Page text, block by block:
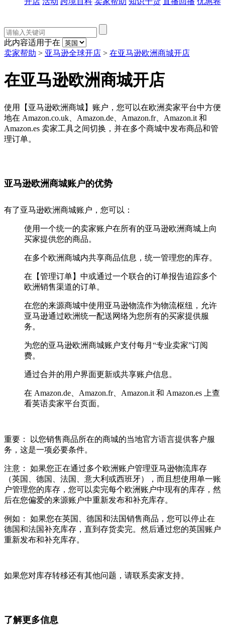
此内容适用于在
卖家帮助 > 亚马逊全球开店 > 在亚马逊欧洲商城开店
在亚马逊欧洲商城开店
使用【亚马逊欧洲商城】账户，您可以在欧洲卖家平台中方便
地在 Amazon.co.uk、Amazon.de、Amazon.fr、Amazon.it 和
Amazon.es 卖家工具之间切换，并在多个商城中发布商品和管
理订单。
亚马逊欧洲商城账户的优势
有了亚马逊欧洲商城账户，您可以：
使用一个统一的卖家账户在所有的亚马逊欧洲商城上向
买家提供您的商品。
在多个欧洲商城内共享商品信息，统一管理您的库存。
在【管理订单】中或通过一个联合的订单报告追踪多个
欧洲销售渠道的订单。
在您的来源商城中使用亚马逊物流作为物流枢纽，允许
亚马逊通过欧洲统一配送网络为您所有的买家提供服
务。
为您的亚马逊欧洲商城账户支付每月“专业卖家”订阅
费。
通过合并的用户界面更新或共享账户信息。
在 Amazon.de、Amazon.fr、Amazon.it 和 Amazon.es 上查
看英语卖家平台页面。
重要： 以您销售商品所在的商城的当地官方语言提供客户服
务，这是一项必要条件。
注意： 如果您正在通过多个欧洲账户管理亚马逊物流库存
（英国、德国、法国、意大利或西班牙），而且想使用单一账
户管理您的库存，您可以卖完每个欧洲账户中现有的库存，然
后在您偏爱的来源账户中重新发布和补充库存。
例如： 如果您在英国、德国和法国销售商品，您可以停止在
德国和法国补充库存，直到存货卖完。然后通过您的英国账户
重新发布和补充库存。
如果您对库存转移还有其他问题，请联系卖家支持。
了解更多信息